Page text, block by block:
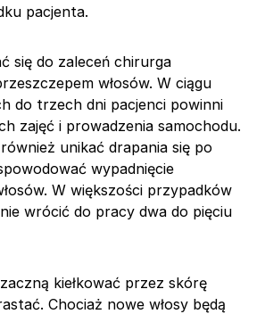
pacjenta.
się do zaleceń chirurga
włosów. W ciągu
do trzech dni pacjenci powinni
zajęć i prowadzenia samochodu.
unikać drapania się po
wypadnięcie
W większości przypadków
wrócić do pracy dwa do pięciu
kiełkować przez skórę
Chociaż nowe włosy będą